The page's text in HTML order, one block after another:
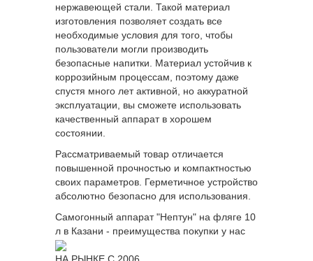
нержавеющей стали. Такой материал
изготовления позволяет создать все
необходимые условия для того, чтобы
пользователи могли производить
безопасные напитки. Материал устойчив к
коррозийным процессам, поэтому даже
спустя много лет активной, но аккуратной
эксплуатации, вы сможете использовать
качественный аппарат в хорошем
состоянии.
Рассматриваемый товар отличается
повышенной прочностью и компактностью
своих параметров. Герметичное устройство
абсолютно безопасно для использования.
Самогонный аппарат "Нептун" на фляге 10
л в Казани - преимущества покупки у нас
НА РЫНКЕ С 2006